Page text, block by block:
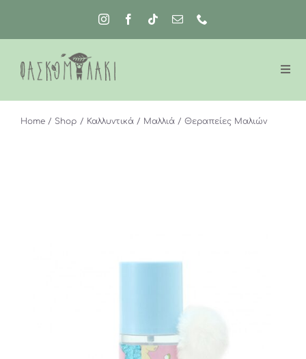
περιεχόμενο
Home Shop Καλλυντικά Μαλλιά Θεραπείες Μαλιών